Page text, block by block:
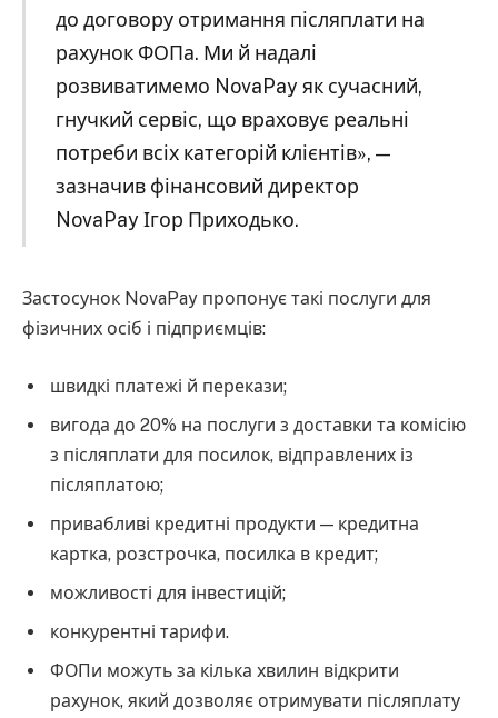
до договору отримання післяплати на
рахунок ФОПа. Ми й надалі
розвиватимемо NovaPay як сучасний,
гнучкий сервіс, що враховує реальні
потреби всіх категорій клієнтів», —
зазначив фінансовий директор
NovaPay Ігор Приходько.
Застосунок NovaPay пропонує такі послуги для
фізичних осіб і підприємців:
швидкі платежі й перекази;
вигода до 20% на послуги з доставки та комісію
з післяплати для посилок, відправлених із
післяплатою;
привабливі кредитні продукти — кредитна
картка, розстрочка, посилка в кредит;
можливості для інвестицій;
конкурентні тарифи.
ФОПи можуть за кілька хвилин відкрити
рахунок, який дозволяє отримувати післяплату